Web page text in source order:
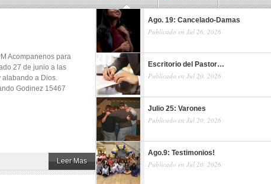
Acompanenos para
27 de junio a las
alabando a Dios.
Godinez 15467
Leer Mas
Ago. 19: Cancelado-Damas
Publicado en Jul 26, 2026
Escritorio del Pastor…
Publicado en Jul 20, 2026
Julio 25: Varones
Publicado en Jul 20, 2026
Ago.9: Testimonios!
Publicado en Jul 20, 2026